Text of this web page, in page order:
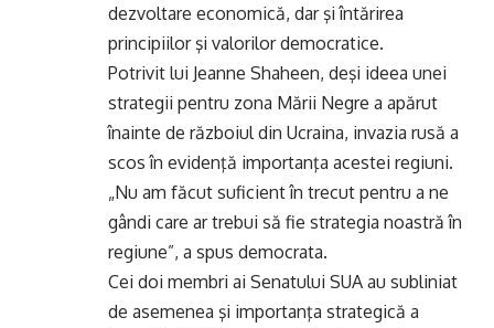
dezvoltare economică, dar şi întărirea
principiilor şi valorilor democratice.
Potrivit lui Jeanne Shaheen, deşi ideea unei
strategii pentru zona Mării Negre a apărut
înainte de războiul din Ucraina, invazia rusă a
scos în evidenţă importanţa acestei regiuni.
„Nu am făcut suficient în trecut pentru a ne
gândi care ar trebui să fie strategia noastră în
regiune”, a spus democrata.
Cei doi membri ai Senatului SUA au subliniat
de asemenea şi importanţa strategică a